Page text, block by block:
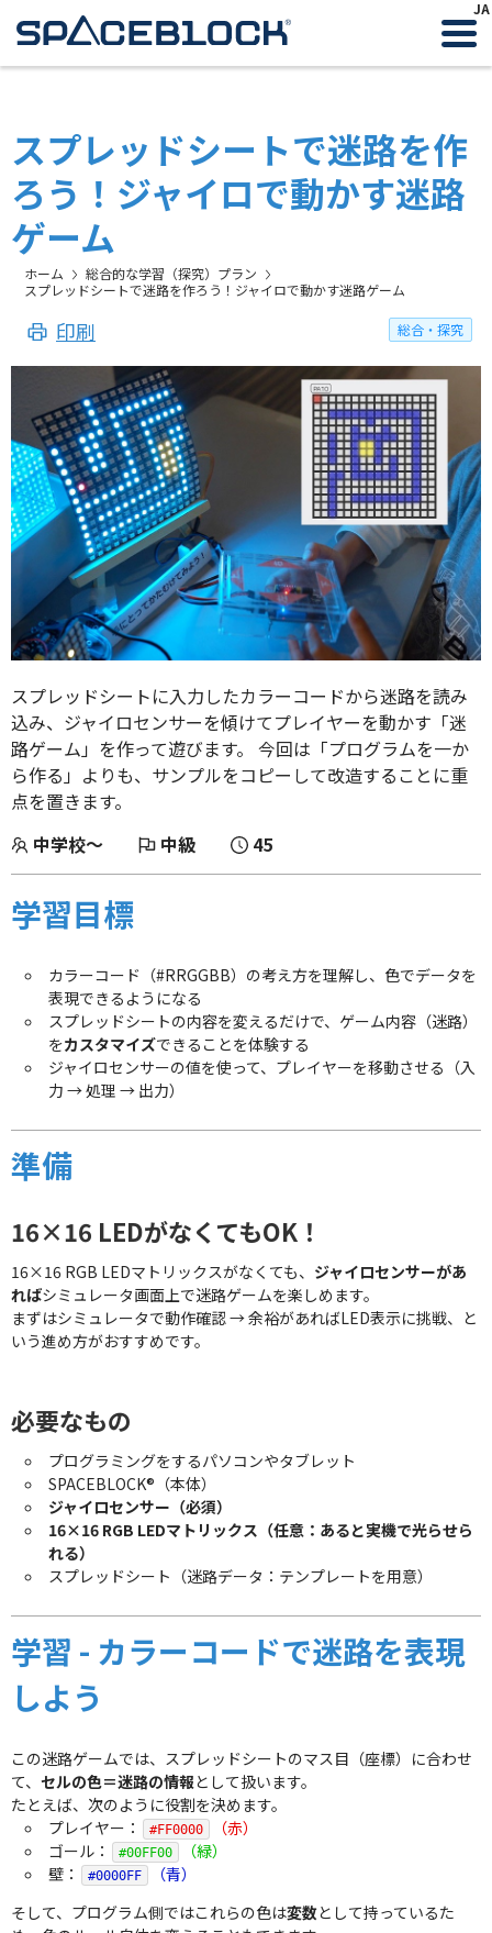
JA
スプレッドシートで迷路を作
ろう！ジャイロで動かす迷路
ゲーム
ホーム
総合的な学習（探究）プラン
スプレッドシートで迷路を作ろう！ジャイロで動かす迷路ゲーム
総合・探究
印刷
スプレッドシートに入力したカラーコードから迷路を読み
込み、ジャイロセンサーを傾けてプレイヤーを動かす「迷
路ゲーム」を作って遊びます。 今回は「プログラムを一か
ら作る」よりも、サンプルをコピーして改造することに重
点を置きます。
中学校～
中級 45
学習目標
カラーコード（#RRGGBB）の考え方を理解し、色でデータを
表現できるようになる
スプレッドシートの内容を変えるだけで、ゲーム内容（迷路）
をカスタマイズできることを体験する
ジャイロセンサーの値を使って、プレイヤーを移動させる（入
力 → 処理 → 出力）
準備
16×16 LEDがなくてもOK！
16×16 RGB LEDマトリックスがなくても、 ジャイロセンサーがあ
ればシミュレータ画面上で迷路ゲームを楽しめます。
まずはシミュレータで動作確認 → 余裕があればLED表示に挑戦、と
いう進め方がおすすめです。
必要なもの
プログラミングをするパソコンやタブレット
SPACEBLOCK®（本体）
ジャイロセンサー（必須）
16×16 RGB LEDマトリックス（任意：あると実機で光らせら
れる）
スプレッドシート（迷路データ：テンプレートを用意）
学習 - カラーコードで迷路を表現
しよう
この迷路ゲームでは、スプレッドシートのマス目（座標）に合わせ
て、 セルの色＝迷路の情報として扱います。
たとえば、次のように役割を決めます。
プレイヤー：
#FF0000
（赤）
ゴール：
#00FF00
（緑）
壁：
#0000FF
（青）
そして、プログラム側ではこれらの色は変数として持っているた